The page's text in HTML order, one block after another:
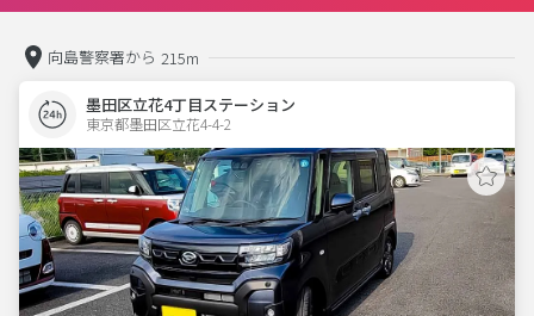
向島警察署から 215m
墨田区立花4丁目ステーション
東京都墨田区立花4-4-2